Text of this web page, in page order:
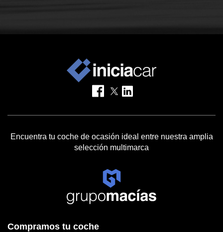
Encuentra tu coche de ocasión ideal entre nuestra amplia
selección multimarca
Compramos tu coche